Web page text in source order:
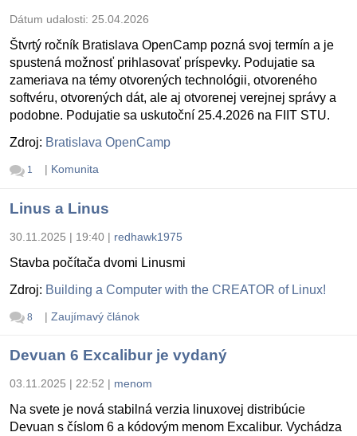
Dátum udalosti: 25.04.2026
Štvrtý ročník Bratislava OpenCamp pozná svoj termín a je
spustená možnosť prihlasovať príspevky. Podujatie sa
zameriava na témy otvorených technológii, otvoreného
softvéru, otvorených dát, ale aj otvorenej verejnej správy a
podobne. Podujatie sa uskutoční 25.4.2026 na FIIT STU.
Zdroj: Bratislava OpenCamp
1 | Komunita
Linus a Linus
30.11.2025 | 19:40 | redhawk1975
Stavba počítača dvomi Linusmi
Zdroj: Building a Computer with the CREATOR of Linux!
8 | Zaujímavý článok
Devuan 6 Excalibur je vydaný
03.11.2025 | 22:52 | menom
Na svete je nová stabilná verzia linuxovej distribúcie
Devuan s číslom 6 a kódovým menom Excalibur. Vychádza